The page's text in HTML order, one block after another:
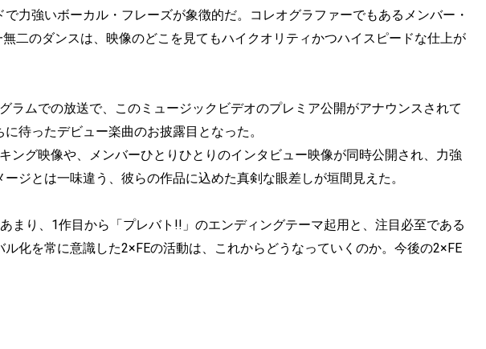
力強いボーカル・フレーズが象徴的だ。コレオグラファーでもあるメンバー・
二のダンスは、映像のどこを見てもハイクオリティかつハイスピードな仕上が
ラムでの放送で、このミュージックビデオのプレミア公開がアナウンスされて
待ったデビュー楽曲のお披露目となった。
ング映像や、メンバーひとりひとりのインタビュー映像が同時公開され、力強
ジとは一味違う、彼らの作品に込めた真剣な眼差しが垣間見えた。
まり、1作目から「プレバト!!」のエンディングテーマ起用と、注目必至である
化を常に意識した2×FEの活動は、これからどうなっていくのか。今後の2×FE